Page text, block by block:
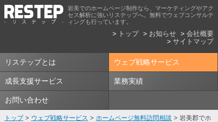
岩美でのホームページ制作なら、マーケティングやアク
セス解析に強いリステップへ。無料でウェブコンサルテ
ィングも行っています。
トップ お知らせ
会社概要
サイトマップ
リステップとは ウェブ戦略サービス
成長支援サービス 業務実績
お問い合わせ
トップ> ウェブ戦略サービス > ホームページ無料訪問相談 > 岩美郡でホ